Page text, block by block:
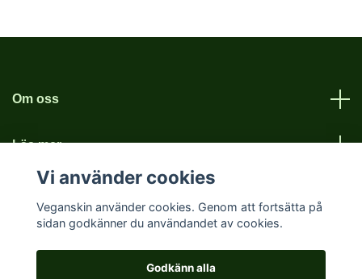
Om oss
Läs mer
Vi använder cookies
Veganskin använder cookies. Genom att fortsätta på
sidan godkänner du användandet av cookies.
Godkänn alla